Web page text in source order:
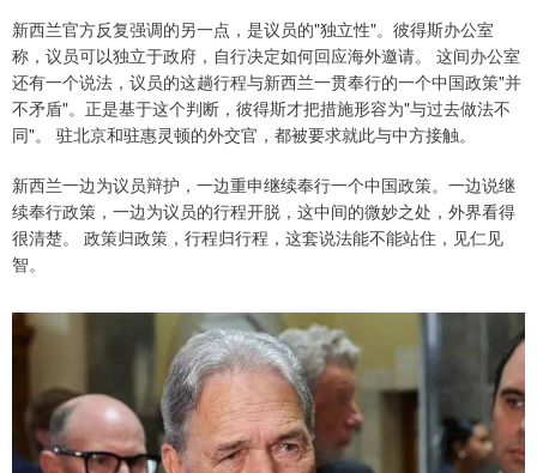
新西兰官方反复强调的另一点，是议员的"独立性"。彼得斯办公室
称，议员可以独立于政府，自行决定如何回应海外邀请。 这间办公室
还有一个说法，议员的这趟行程与新西兰一贯奉行的一个中国政策"并
不矛盾"。正是基于这个判断，彼得斯才把措施形容为"与过去做法不
同"。 驻北京和驻惠灵顿的外交官，都被要求就此与中方接触。
新西兰一边为议员辩护，一边重申继续奉行一个中国政策。一边说继
续奉行政策，一边为议员的行程开脱，这中间的微妙之处，外界看得
很清楚。 政策归政策，行程归行程，这套说法能不能站住，见仁见
智。